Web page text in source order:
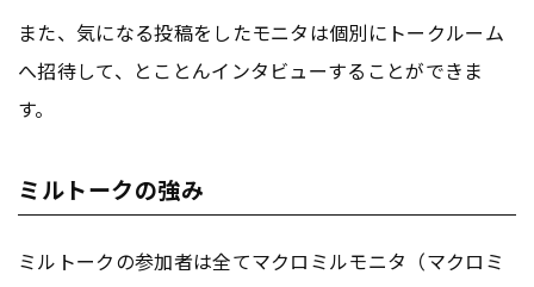
また、気になる投稿をしたモニタは個別にトークルーム
へ招待して、とことんインタビューすることができま
す。
ミルトークの強み
ミルトークの参加者は全てマクロミルモニタ（マクロミ